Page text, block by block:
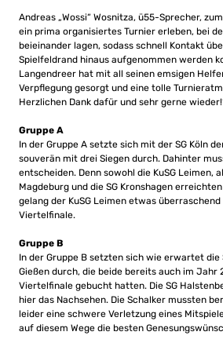
Andreas „Wossi“ Wosnitza, ü55-Sprecher,
ein prima organisiertes Turnier erleben, bei
beieinander lagen, sodass schnell Kontakt
Spielfeldrand hinaus aufgenommen werden
Langendreer hat mit all seinen emsigen
Verpflegung gesorgt und eine tolle
Herzlichen Dank dafür und sehr gerne
Gruppe A
In der Gruppe A setzte sich mit der SG Köln
souverän mit drei Siegen durch. Dahinter
entscheiden. Denn sowohl die KuSG Leimen,
Magdeburg und die SG Kronshagen
gelang der KuSG Leimen etwas
Viertelfinale.
Gruppe B
In der Gruppe B setzten sich wie erwartet die
Gießen durch, die beide bereits auch im Jahr
Viertelfinale gebucht hatten. Die SG
hier das Nachsehen. Die Schalker mussten
leider eine schwere Verletzung eines
auf diesem Wege die besten